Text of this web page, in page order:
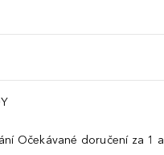
Očekávané doručení za 1